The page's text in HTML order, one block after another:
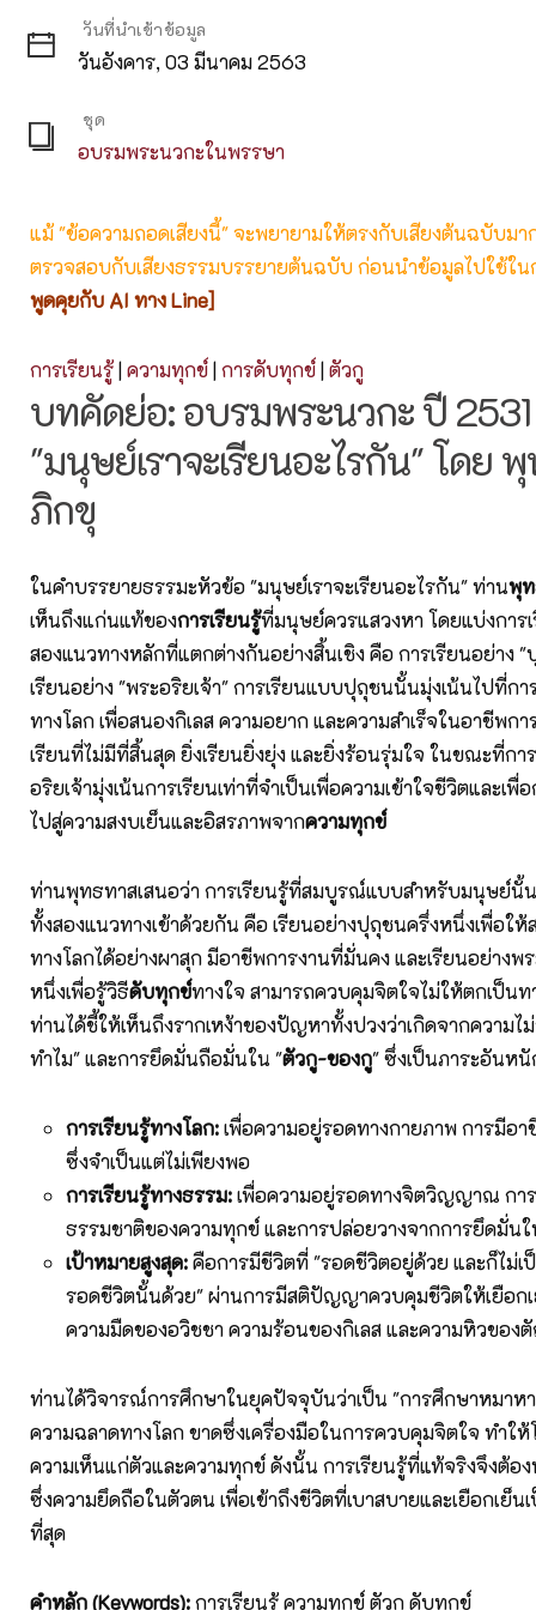
วันที่นำเข้าข้อมูล
วันอังคาร, 03 มีนาคม 2563
ชุด
อบรมพระนวกะในพรรษา
แม้ "ข้อความถอดเสียงนี้" จะพยายามให้ตรงกับเสียงต้นฉบับม
ตรวจสอบกับเสียงธรรมบรรยายต้นฉบับ ก่อนนำข้อมูลไปใช้ใน
พูดคุยกับ AI ทาง Line]
การเรียนรู้| ความทุกข์| การดับทุกข์| ตัวกู
บทคัดย่อ: อบรมพระนวกะ ปี 2531
"มนุษย์เราจะเรียนอะไรกัน" โดย
ภิกขุ
ในคำบรรยายธรรมะหัวข้อ "มนุษย์เราจะเรียนอะไรกัน" ท่านพุ
เห็นถึงแก่นแท้ของการเรียนรู้ที่มนุษย์ควรแสวงหา โดยแบ่งการ
สองแนวทางหลักที่แตกต่างกันอย่างสิ้นเชิง คือ การเรียนอย่าง
เรียนอย่าง "พระอริยเจ้า" การเรียนแบบปุถุชนนั้นมุ่งเน้นไปที่กา
ทางโลก เพื่อสนองกิเลส ความอยาก และความสำเร็จในอาชีพกา
เรียนที่ไม่มีที่สิ้นสุด ยิ่งเรียนยิ่งยุ่ง และยิ่งร้อนรุ่มใจ ในขณะที่กา
อริยเจ้ามุ่งเน้นการเรียนเท่าที่จำเป็นเพื่อความเข้าใจชีวิตและเพื่
ไปสู่ความสงบเย็นและอิสรภาพจากความทุกข์
ท่านพุทธทาสเสนอว่า การเรียนรู้ที่สมบูรณ์แบบสำหรับมนุษย์นั้
ทั้งสองแนวทางเข้าด้วยกัน คือ เรียนอย่างปุถุชนครึ่งหนึ่งเพื่อให้
ทางโลกได้อย่างผาสุก มีอาชีพการงานที่มั่นคง และเรียนอย่างพ
หนึ่งเพื่อรู้วิธีดับทุกข์ทางใจ สามารถควบคุมจิตใจไม่ให้ตกเป็นท
ท่านได้ชี้ให้เห็นถึงรากเหง้าของปัญหาทั้งปวงว่าเกิดจากความไ
ทำไม" และการยึดมั่นถือมั่นใน "ตัวกู-ของกู" ซึ่งเป็นภาระอันห
การเรียนรู้ทางโลก:เพื่อความอยู่รอดทางกายภาพ การมีอ
ซึ่งจำเป็นแต่ไม่เพียงพอ
การเรียนรู้ทางธรรม:เพื่อความอยู่รอดทางจิตวิญญาณ การ
ธรรมชาติของความทุกข์ และการปล่อยวางจากการยึดมั่น
เป้าหมายสูงสุด:คือการมีชีวิตที่ "รอดชีวิตอยู่ด้วย และก็ไม่เ
รอดชีวิตนั้นด้วย" ผ่านการมีสติปัญญาควบคุมชีวิตให้เยือกเ
ความมืดของอวิชชา ความร้อนของกิเลส และความหิวของ
ท่านได้วิจารณ์การศึกษาในยุคปัจจุบันว่าเป็น "การศึกษาหมาห
ความฉลาดทางโลก ขาดซึ่งเครื่องมือในการควบคุมจิตใจ ทำให้
ความเห็นแก่ตัวและความทุกข์ ดังนั้น การเรียนรู้ที่แท้จริงจึงต้อ
ซึ่งความยึดถือในตัวตน เพื่อเข้าถึงชีวิตที่เบาสบายและเยือกเย็
ที่สุด
คำหลัก (Keywords):การเรียนรู้ ความทุกข์ ตัวกู ดับทุกข์